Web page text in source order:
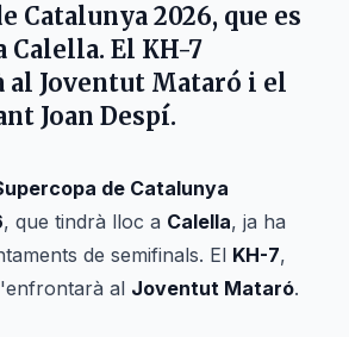
Catalunya 2026, que es
Calella. El KH-7
al Joventut Mataró i el
Joan Despí.
de Catalunya
, que tindrà lloc a Calella, ja ha
de semifinals. El KH-7,
al Joventut Mataró.